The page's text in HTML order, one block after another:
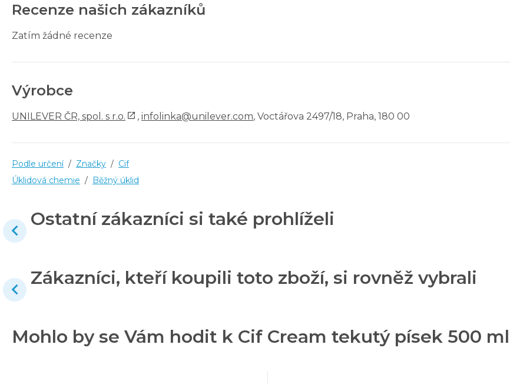
Recenze našich zákazníků
Zatím žádné recenze
Výrobce
UNILEVER ČR, spol. s r.o. , infolinka@unilever.com, Voctářova 2497/18, Praha, 180 00
Podle určení / Značky / Cif
Úklidová chemie / Běžný úklid
Ostatní zákazníci si také prohlíželi
Zákazníci, kteří koupili toto zboží, si rovněž vybrali
Mohlo by se Vám hodit k Cif Cream tekutý písek 500 ml